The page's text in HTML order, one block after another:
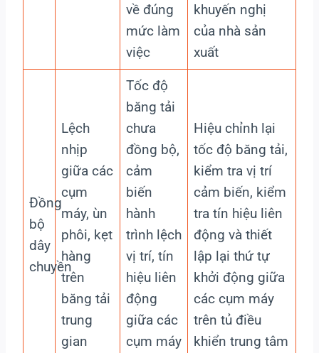
về đúng
mức làm
việc
khuyến nghị
của nhà sản
xuất
Đồng
bộ
dây
chuyền
Lệch
nhịp
giữa các
cụm
máy, ùn
phôi, kẹt
hàng
trên
băng tải
trung
gian
Tốc độ
băng tải
chưa
đồng bộ,
cảm
biến
hành
trình lệch
vị trí, tín
hiệu liên
động
giữa các
cụm máy
Hiệu chỉnh lại
tốc độ băng tải,
kiểm tra vị trí
cảm biến, kiểm
tra tín hiệu liên
động và thiết
lập lại thứ tự
khởi động giữa
các cụm máy
trên tủ điều
khiển trung tâm